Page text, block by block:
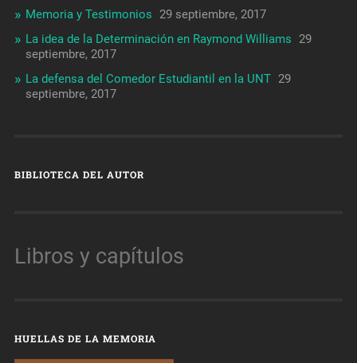
Memoria y Testimonios
29 septiembre, 2017
La idea de la Determinación en Raymond Williams
29
septiembre, 2017
La defensa del Comedor Estudiantil en la UNT 29
septiembre, 2017
BIBLIOTECA DEL AUTOR
Libros y capítulos
HUELLAS DE LA MEMORIA